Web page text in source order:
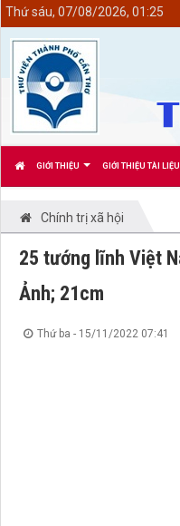
GIỚI THIỆU GIỚI THIỆU TÀI LIỆU
Thứ sáu, 07/08/2026, 01:25
Chính trị xã hội
25 tướng lĩnh Việt
Ảnh; 21cm
Thứ ba - 15/11/2022 07:41
<